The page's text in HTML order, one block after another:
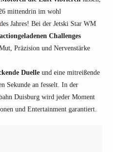
mittendrin im wohl
des Jahres! Bei der Jetski Star WM
actiongeladenen Challenges
Präzision und Nervenstärke
Duelle und eine mitreißende
Sekunde an fesselt. In der
Duisburg wird jeder Moment
und Entertainment garantiert.